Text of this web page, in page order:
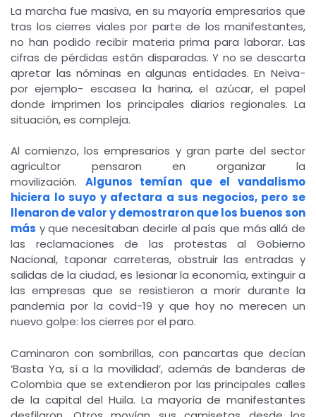
La marcha fue masiva, en su mayoría empresarios que
tras los cierres viales por parte de los manifestantes,
no han podido recibir materia prima para laborar. Las
cifras de pérdidas están disparadas. Y no se descarta
apretar las nóminas en algunas entidades. En Neiva-
por ejemplo- escasea la harina, el azúcar, el papel
donde imprimen los principales diarios regionales. La
situación, es compleja.
Al comienzo, los empresarios y gran parte del sector
agricultor pensaron en organizar la
movilización. Algunos temían que el vandalismo
hiciera lo suyo y afectara a sus negocios, pero se
llenaron de valor y demostraron que los buenos son
más y que necesitaban decirle al país que más allá de
las reclamaciones de las protestas al Gobierno
Nacional, taponar carreteras, obstruir las entradas y
salidas de la ciudad, es lesionar la economía, extinguir a
las empresas que se resistieron a morir durante la
pandemia por la covid-19 y que hoy no merecen un
nuevo golpe: los cierres por el paro.
Caminaron con sombrillas, con pancartas que decían
‘Basta Ya, sí a la movilidad’, además de banderas de
Colombia que se extendieron por las principales calles
de la capital del Huila. La mayoría de manifestantes